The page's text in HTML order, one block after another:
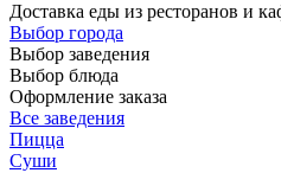
Доставка еды из ресторанов и
Выбор города
Выбор заведения
Выбор блюда
Оформление заказа
Все заведения
Пицца
Суши